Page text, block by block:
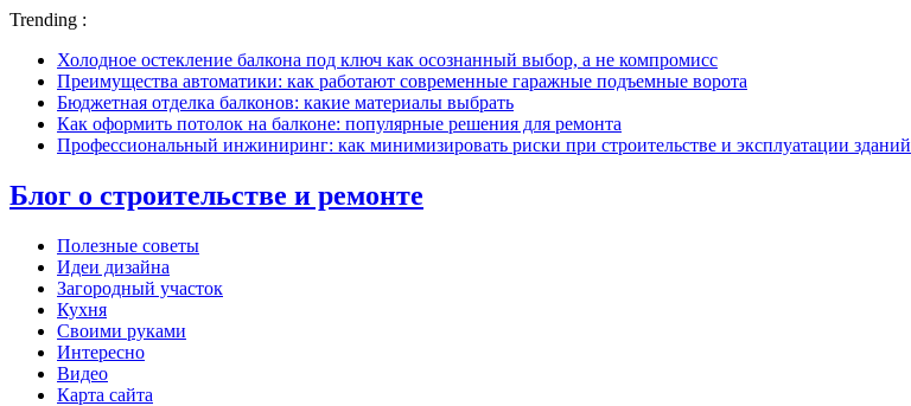
Trending :
Холодное остекление балкона под ключ как осознанный выбор, а не компромисс
Преимущества автоматики: как работают современные гаражные подъемные ворота
Бюджетная отделка балконов: какие материалы выбрать
Как оформить потолок на балконе: популярные решения для ремонта
Профессиональный инжиниринг: как минимизировать риски при строительстве и эксплуатации зданий
Блог о строительстве и ремонте
Полезные советы
Идеи дизайна
Загородный участок
Кухня
Своими руками
Интересно
Видео
Карта сайта